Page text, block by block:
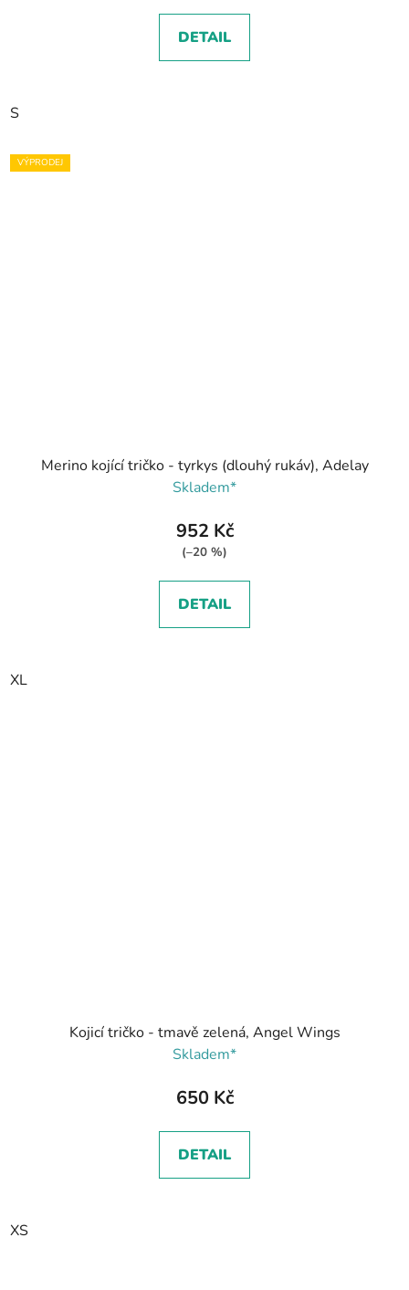
DETAIL
S
VÝPRODEJ
Merino kojící tričko - tyrkys (dlouhý rukáv), Adelay
Skladem*
952 Kč
(–20 %)
DETAIL
XL
Kojicí tričko - tmavě zelená, Angel Wings
Skladem*
650 Kč
DETAIL
XS